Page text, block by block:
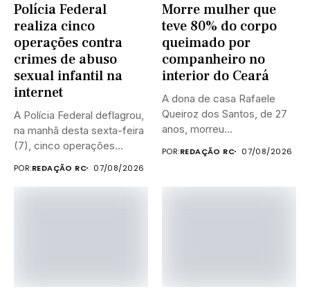
Polícia Federal
realiza cinco
operações contra
crimes de abuso
sexual infantil na
internet
A Polícia Federal deflagrou,
na manhã desta sexta-feira
(7), cinco operações
POR:REDAÇÃO RC 07/08/2026
Morre mulher que
teve 80% do corpo
queimado por
companheiro no
interior do Ceará
A dona de casa Rafaele
Queiroz dos Santos, de 27
anos, morreu...
POR:REDAÇÃO RC 07/08/2026